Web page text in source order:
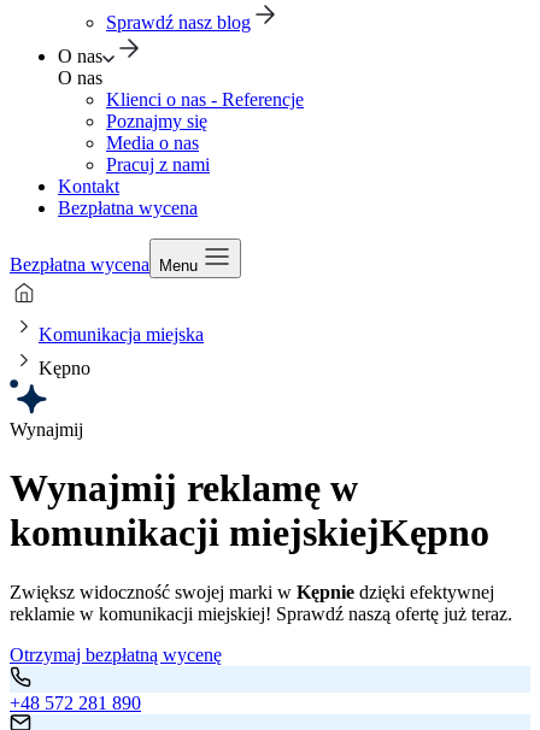
Sprawdź nasz blog
O nas
O nas
Klienci o nas - Referencje
Poznajmy się
Media o nas
Pracuj z nami
Kontakt
Bezpłatna wycena
Bezpłatna wycena Menu
Komunikacja miejska
Kępno
Wynajmij
Wynajmij reklamę w
komunikacji miejskiejKępno
Zwiększ widoczność swojej marki w Kępnie dzięki efektywnej
reklamie w komunikacji miejskiej! Sprawdź naszą ofertę już teraz.
Otrzymaj bezpłatną wycenę
+48 572 281 890